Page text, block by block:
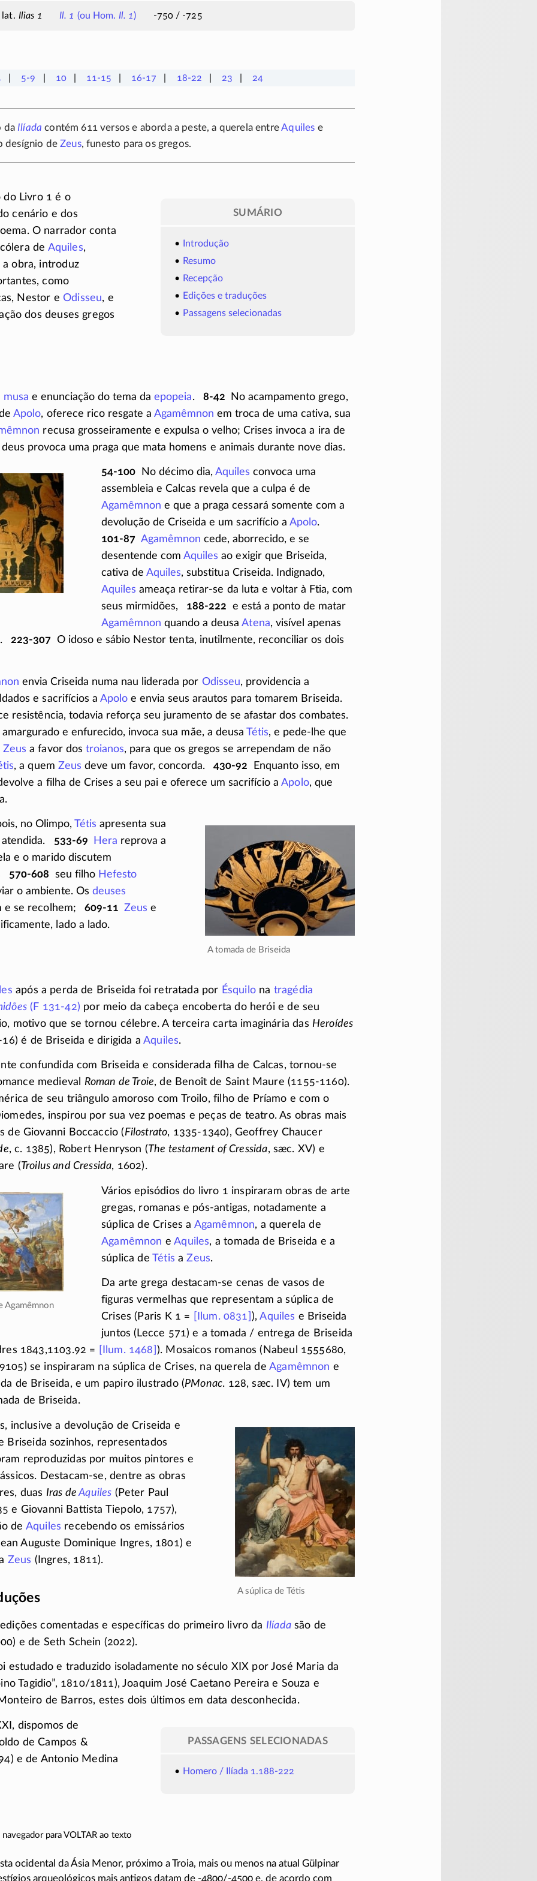
Ilias 1 Il. 1 (ou Hom. Il. 1) -750 / -725
5-9 10 11-15 16-17 18-22 23 24
da Ilíada contém 611 versos e aborda a peste, a querela entreAquiles e
desígnio deZeus, funesto para os gregos.
SUMÁRIO
Introdução
Resumo
Recepção
Edições e traduções
Passagens selecionadas
do Livro 1 é o
cenário e dos
O narrador conta
de Aquiles,
obra, introduz
como
Nestor eOdisseu, e
dos deuses gregos
musa e enunciação do tema daepopeia. 8-42
No acampamento grego,
Apolo, oferece rico resgate a Agamêmnon em troca de uma cativa, sua
recusa grosseiramente e expulsa o velho; Crises invoca a ira de
provoca uma praga que mata homens e animais durante nove dias.
54-100 No décimo dia, Aquiles convoca uma
assembleia e Calcas revela que a culpa é de
Agamêmnon e que a praga cessará somente com a
devolução de Criseida e um sacrifício a Apolo.
101-87 Agamêmnon cede, aborrecido, e se
desentende comAquiles ao exigir que Briseida,
cativa deAquiles, substitua Criseida. Indignado,
Aquiles ameaça retirar-se da luta e voltar à Ftia, com
seus mirmidões,
188-222
e está a ponto de matar
Agamêmnon quando a deusaAtena, visível apenas
223-307 O idoso e sábio Nestor tenta, inutilmente, reconciliar os dois
envia Criseida numa nau liderada por Odisseu, providencia a
e sacrifícios a Apoloe envia seus arautos para tomarem Briseida.
resistência, todavia reforça seu juramento de se afastar dos combates.
e enfurecido, invoca sua mãe, a deusa Tétis, e pede-lhe que
Zeus a favor dos troianos, para que os gregos se arrependam de não
, a quem Zeus deve um favor, concorda. 430-92
Enquanto isso, em
a filha de Crises a seu pai e oferece um sacrifício aApolo, que
A tomada de Briseida
no Olimpo,Tétis apresenta sua
533-69 Hera reprova a
e o marido discutem
570-608 seu filho Hefesto
o ambiente. Os deuses
e se recolhem;
609-11 Zeus e
lado a lado.
após a perda de Briseida foi retratada por Ésquilona tragédia
(F 131-42) por meio da cabeça encoberta do herói e de seu
motivo que se tornou célebre. A terceira carta imaginária das Heroídes
é de Briseida e dirigida aAquiles.
confundida com Briseida e considerada filha de Calcas,tornou-se
medieval Roman de Troie, de Benoît de Saint Maure (1155-1160).
de seu triângulo amoroso com Troilo, filho de Príamo e com o
inspirou por sua vez poemas e peças de teatro. As obras mais
de Giovanni Boccaccio (Filostrato, 1335-1340), Geoffrey Chaucer
, c. 1385), Robert Henryson ( The testament of Cressida, sæc. XV) e
( Troilus and Cressida, 1602).
Agamêmnon
Vários episódios do livro 1 inspiraram obras de arte
gregas, romanas e pós-antigas, notadamente a
súplica de Crises a Agamêmnon, a querela de
Agamêmnon eAquiles, a tomada de Briseida e a
súplica de Tétis aZeus.
Da arte grega destacam-se cenas de vasos de
figuras vermelhas que representam a súplica de
Crises (Paris K 1 =
[Ilum. 0831] ),Aquiles e Briseida
juntos (Lecce 571) e a tomada / entrega de Briseida
1843,1103.92 =
[Ilum. 1468] ). Mosaicos romanos (Nabeul 1555680,
se inspiraram na súplica de Crises, na querela de Agamêmnon e
de Briseida, e um papiro ilustrado (PMonac. 128, sæc. IV) tem um
de Briseida.
A súplica de Tétis
inclusive a devolução de Criseida e
Briseida sozinhos, representados
reproduzidas por muitos pintores e
Destacam-se, dentre as obras
duas Iras deAquiles (Peter Paul
e Giovanni Battista Tiepolo, 1757),
de Aquiles recebendo os emissários
Auguste Dominique Ingres, 1801) e
Zeus (Ingres, 1811).
comentadas e específicas do primeiro livro da Ilíadasão de
e de Seth Schein (2022).
estudado e traduzido isoladamente no século XIX por José Maria da
Tagidio”, 1810/1811), Joaquim José Caetano Pereira e Souza e
de Barros, estes dois últimos em data desconhecida.
PASSAGENS SELECIONADAS
Homero / Ilíada 1.188-222
dispomos de
de Campos &
e de Antonio Medina
para VOLTAR ao texto
ocidental da Ásia Menor, próximo a Troia, mais ou menos na atual Gülpinar
arqueológicos mais antigos datam de -4800/-4500e, de acordo com